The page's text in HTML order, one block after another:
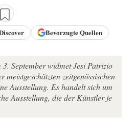
Bevorzugte Quellen
September widmet Jesi Patrizio
meistgeschätzten zeitgenössischen
Ausstellung. Es handelt sich um
Ausstellung, die der Künstler je